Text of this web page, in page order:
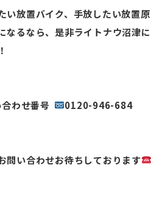
い放置バイク、手放したい放置原
なるなら、是非ライトナウ沼津に
わせ番号 0120-946-684
問い合わせお待ちしております